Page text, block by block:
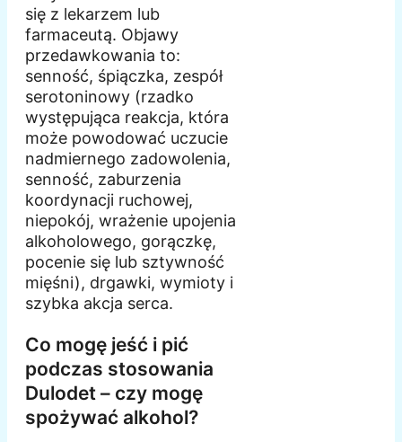
się z lekarzem lub
farmaceutą. Objawy
przedawkowania to:
senność, śpiączka, zespół
serotoninowy (rzadko
występująca reakcja, która
może powodować uczucie
nadmiernego zadowolenia,
senność, zaburzenia
koordynacji ruchowej,
niepokój, wrażenie upojenia
alkoholowego, gorączkę,
pocenie się lub sztywność
mięśni), drgawki, wymioty i
szybka akcja serca.
Co mogę jeść i pić
podczas stosowania
Dulodet – czy mogę
spożywać alkohol?